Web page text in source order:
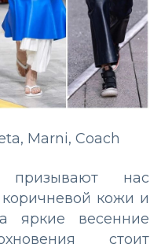
Marni, Coach
призывают нас
коричневой кожи и
яркие весенние
стоит